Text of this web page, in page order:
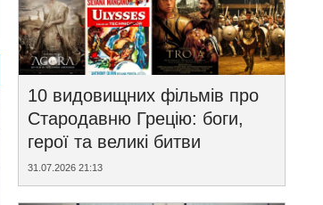
10 видовищних фільмів про
Стародавню Грецію: боги,
герої та великі битви
31.07.2026 21:13